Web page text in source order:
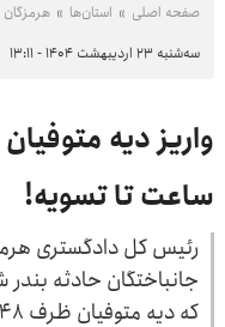
صفحه اصلی استان‌ها هرمزگان
سه‌شنبه ۲۳ اردیبهشت ۱۴۰۴ - ۱۳:۱۱
ساعت تا تسویه!
جانباختگان حادثه